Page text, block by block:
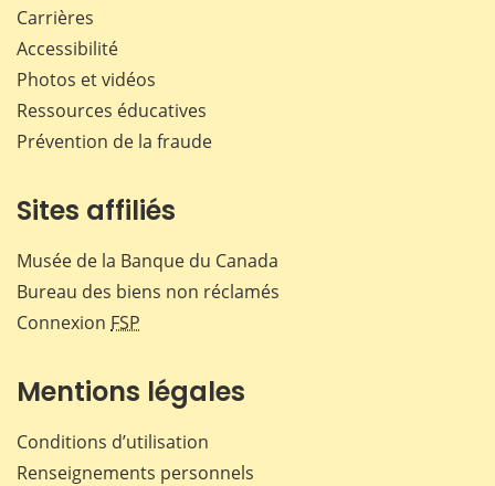
Carrières
Accessibilité
Photos et vidéos
Ressources éducatives
Prévention de la fraude
Sites affiliés
Musée de la Banque du Canada
Bureau des biens non réclamés
Connexion FSP
Mentions légales
Conditions d’utilisation
Renseignements personnels